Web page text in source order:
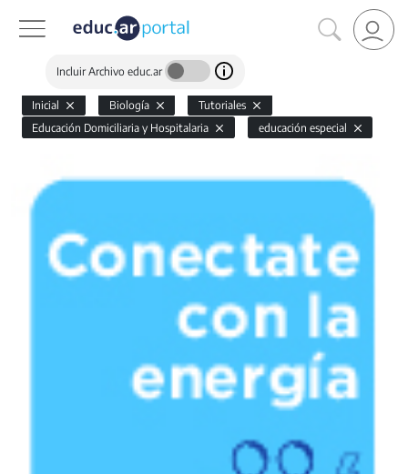
Incluir Archivo educ.ar
Inicial Biología
Tutoriales
Educación Domiciliaria y Hospitalaria
educación especial